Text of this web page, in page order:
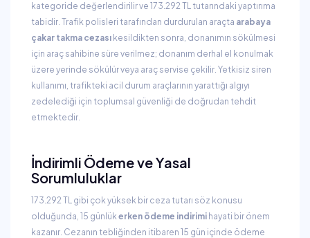
kategoride değerlendirilir ve 173.292 TL tutarındaki yaptırıma
tabidir. Trafik polisleri tarafından durdurulan araçta arabaya
çakar takma cezası kesildikten sonra, donanımın sökülmesi
için araç sahibine süre verilmez; donanım derhal el konulmak
üzere yerinde sökülür veya araç servise çekilir. Yetkisiz siren
kullanımı, trafikteki acil durum araçlarının yarattığı algıyı
zedelediği için toplumsal güvenliği de doğrudan tehdit
etmektedir.
İndirimli Ödeme ve Yasal
Sorumluluklar
173.292 TL gibi çok yüksek bir ceza tutarı söz konusu
olduğunda, 15 günlükerken ödeme indirimi hayati bir önem
kazanır. Cezanın tebliğinden itibaren 15 gün içinde ödeme